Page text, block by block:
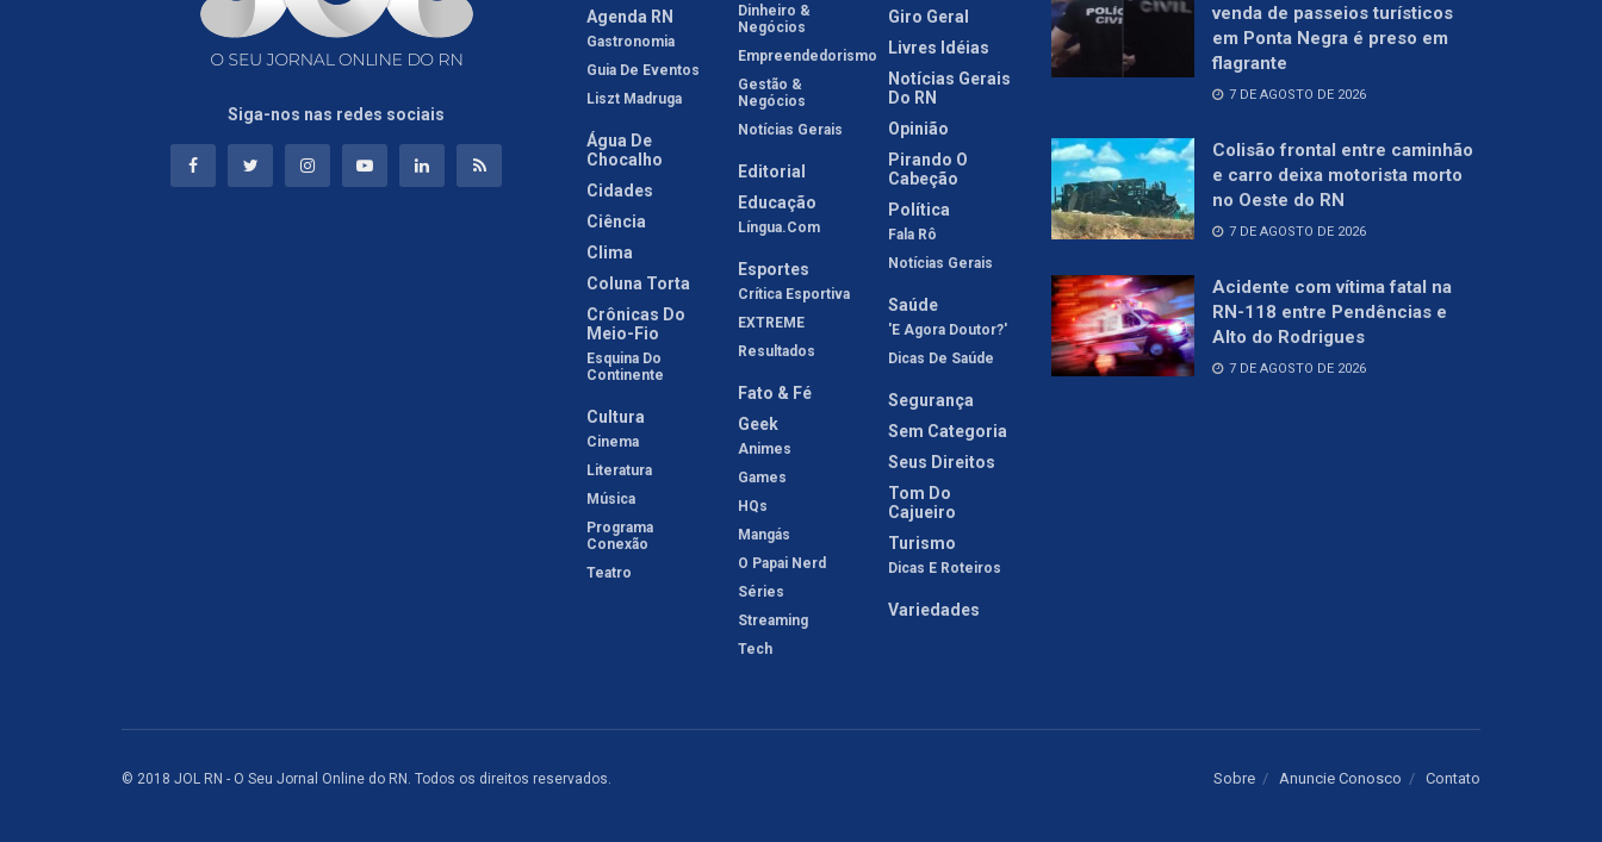
Siga-nos nas redes sociais
Agenda RN
Gastronomia
Guia De Eventos
Liszt Madruga
Água De
Chocalho
Cidades
Ciência
Clima
Coluna Torta
Crônicas Do
Meio-Fio
Esquina Do
Continente
Cultura
Cinema
Literatura
Música
Programa
Conexão
Teatro
Dinheiro &
Negócios
Empreendedorismo
Gestão &
Negócios
Notícias Gerais
Editorial
Educação
Língua.com
Esportes
Crítica Esportiva
EXTREME
Resultados
Fato & Fé
Geek
Animes
Games
HQs
Mangás
O Papai Nerd
Séries
Streaming
Tech
Giro Geral
Livres Idéias
Notícias Gerais
Do RN
Opinião
Pirando O
Cabeção
Política
Fala Rô
Notícias Gerais
Saúde
'E Agora Doutor?'
Dicas De Saúde
Segurança
Sem Categoria
Seus Direitos
Tom Do
Cajueiro
Turismo
Dicas E Roteiros
Variedades
venda de passeios turísticos
em Ponta Negra é preso em
flagrante
7 DE AGOSTO DE 2026
Colisão frontal entre caminhão
e carro deixa motorista morto
no Oeste do RN
7 DE AGOSTO DE 2026
Acidente com vítima fatal na
RN-118 entre Pendências e
Alto do Rodrigues
7 DE AGOSTO DE 2026
Sobre Anuncie Conosco Contato
© 2018 JOL RN - O Seu Jornal Online do RN. Todos os direitos reservados.